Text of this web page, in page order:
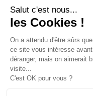
4 Rue de
10 rue
À L'HORIZON 2025
Salut c'est nous...
les Cookies !
On a attendu d'être sûrs
ce site vous intéresse
déranger, mais on aimerait
visite...
C'est OK pour vous ?